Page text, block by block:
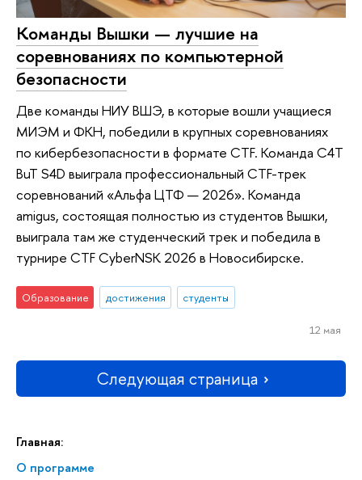
Главная:
О программе
Команды Вышки — лучшие на
соревнованиях по компьютерной
безопасности
Две команды НИУ ВШЭ, в которые вошли учащиеся
МИЭМ и ФКН, победили в крупных соревнованиях
по кибербезопасности в формате CTF. Команда C4T
BuT S4D выиграла профессиональный CTF-трек
соревнований «Альфа ЦТФ — 2026». Команда
amigus, состоящая полностью из студентов Вышки,
выиграла там же студенческий трек и победила в
турнире CTF CyberNSK 2026 в Новосибирске.
Образование достижения студенты
12 мая
Следующая страница